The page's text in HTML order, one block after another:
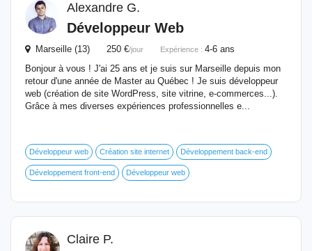
Alexandre G.
Développeur Web
Marseille (13) 250 €/jour Expérience : 4-6 ans
Bonjour à vous ! J'ai 25 ans et je suis sur Marseille depuis mon
retour d'une année de Master au Québec ! Je suis développeur
web (création de site WordPress, site vitrine, e-commerces...).
Grâce à mes diverses expériences professionnelles e...
Développeur web Création site internet Développement back-end
Développement front-end Développeur web
Claire P.